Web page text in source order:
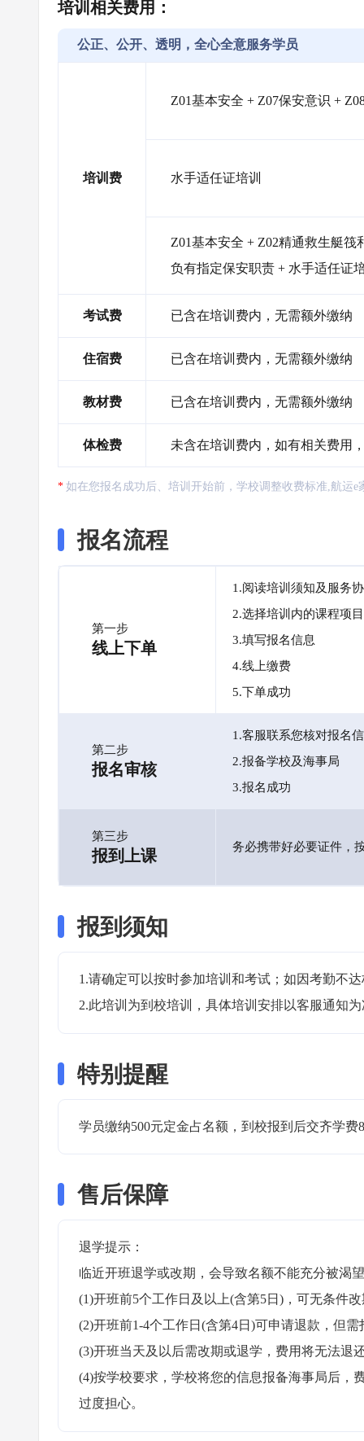
培训相关费用：
公正、公开、透明，全心全意服务学员
培训费
Z01基本安全 + Z07保安意识 +
水手适任证培训
Z01基本安全 + Z02精通救生艇筏
负有指定保安职责 + 水手适任证
考试费 已含在培训费内，无需额外缴纳
住宿费 已含在培训费内，无需额外缴纳
教材费 已含在培训费内，无需额外缴纳
体检费 未含在培训费内，如有相关费用
如在您报名成功后、培训开始前，学校调整收费标准,航运
报名流程
第一步
线上下单
1.阅读培训须知及服务
2.选择培训内的课程项目
3.填写报名信息
4.线上缴费
5.下单成功
第二步
报名审核
1.客服联系您核对报名
2.报备学校及海事局
3.报名成功
第三步
报到上课 务必携带好必要证件，
报到须知
1.请确定可以按时参加培训和考试；如因考勤不
2.此培训为到校培训，具体培训安排以客服通知
特别提醒
学员缴纳500元定金占名额，到校报到后交齐学
售后保障
退学提示：
临近开班退学或改期，会导致名额不能充分被渴
(1)开班前5个工作日及以上(含第5日)，可无条件
(2)开班前1-4个工作日(含第4日)可申请退款，但
(3)开班当天及以后需改期或退学，费用将无法退
(4)按学校要求，学校将您的信息报备海事局后，
过度担心。